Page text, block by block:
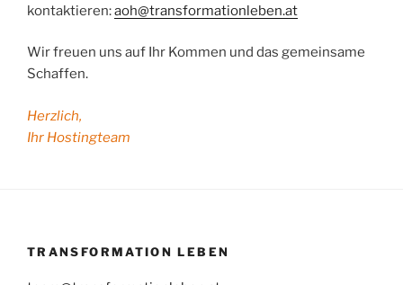
kontaktieren:aoh@transformationleben.at
Wir freuen uns auf Ihr Kommen und das gemeinsame
Schaffen.
Herzlich,
Ihr Hostingteam
TRANSFORMATION LEBEN